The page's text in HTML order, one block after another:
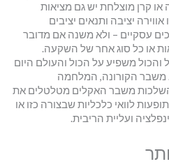
או קרן מוצלחת יש גם מציאות
יציבה ותנאים יציבים
עסקיים – ולא משנה אם מדובר
או כל סוג אחר של השקעה.
והכול משפיע על הכול והעולם היום
משבר הקורונה, המלחמה
משבר האקלים מטלטלים את
לוואי כלכליות שבצורה כזו או
ועליית הריבית.